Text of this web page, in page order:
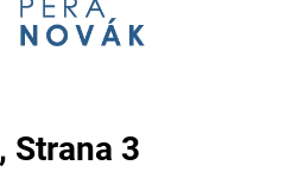
, Strana 3